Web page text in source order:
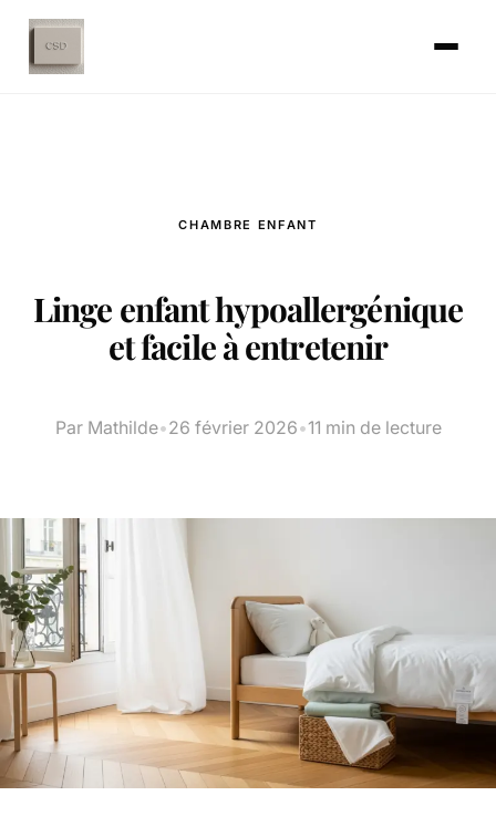
CHAMBRE ENFANT
Linge enfant hypoallergénique
et facile à entretenir
Par Mathilde•26 février 2026•11 min de lecture